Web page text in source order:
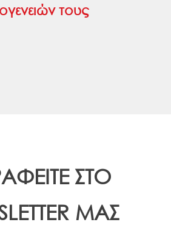
τους
ΣΤΟ
ΜΑΣ